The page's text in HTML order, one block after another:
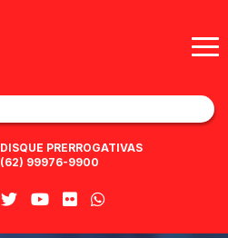
DISQUE PRERROGATIVAS
(62) 99976-9900